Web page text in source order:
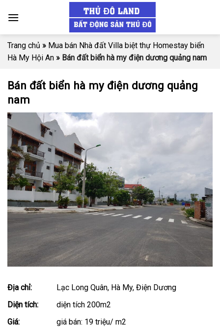
Trang chủ » Mua bán Nhà đất Villa biệt thự Homestay biển
Hà My Hội An » Bán đất biển hà my điện dương quảng nam
Bán đất biển hà my điện dương quảng
nam
Địa chỉ:
Lạc Long Quân, Hà My, Điện Dương
Diện tích:
diện tích 200m2
Giá:
giá bán: 19 triệu/ m2